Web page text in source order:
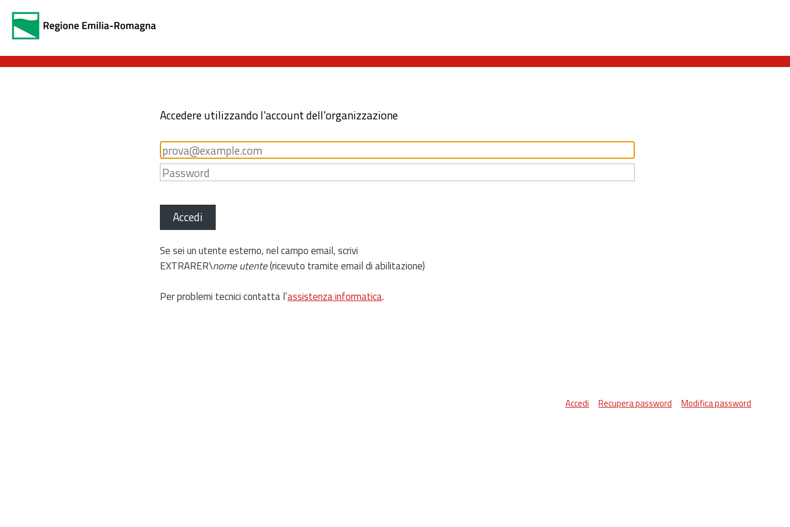
Accedere utilizzando l'account dell'organizzazione
Accedi
Se sei un utente esterno, nel campo email, scrivi
EXTRARER\nome utente(ricevuto tramite email di abilitazione)
Per problemi tecnici contatta l’assistenza informatica.
Accedi Recupera password Modifica password